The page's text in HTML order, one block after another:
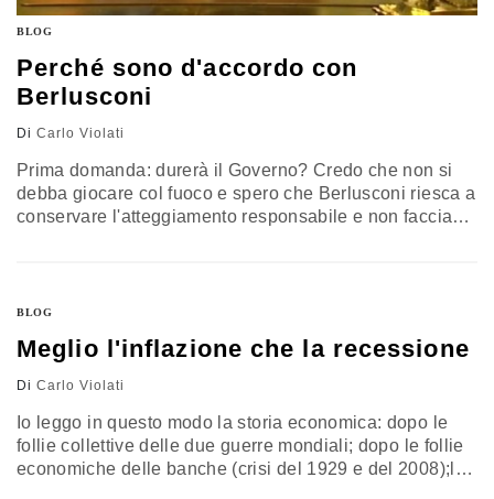
BLOG
Perché sono d'accordo con
Berlusconi
Di Carlo Violati
Prima domanda: durerà il Governo? Credo che non si
debba giocare col fuoco e spero che Berlusconi riesca a
conservare l'atteggiamento responsabile e non faccia
Poi c'è un passaggio nella dichiarazione a caldo di
BLOG
Meglio l'inflazione che la recessione
Di Carlo Violati
Io leggo in questo modo la storia economica: dopo le
follie collettive delle due guerre mondiali; dopo le follie
economiche delle banche (crisi del 1929 e del 2008);le